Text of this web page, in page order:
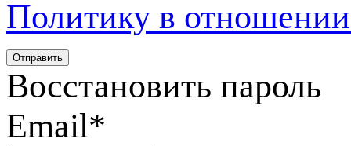
Политику в
Восстановить пароль
Email*